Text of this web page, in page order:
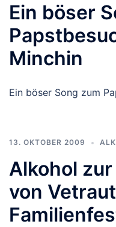
Ein böser
Minchin
Ein böser Song zum
13. OKTOBER 2009
Alkohol
von